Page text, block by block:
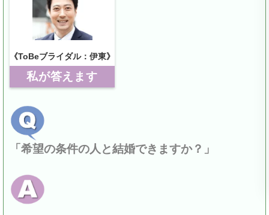
《ToBeブライダル：伊東》
私が答えます
「希望の条件の人と結婚できますか？」